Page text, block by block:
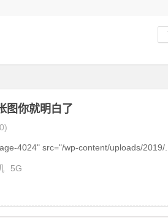
图你就明白了
4024" src="/wp-content/uploads/2019/...
5G